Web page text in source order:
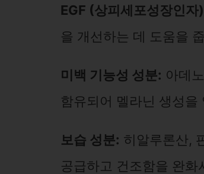
EGF (상피세포성장인자
을 개선하는 데 도움을
미백 기능성 성분: 아데
함유되어 멜라닌 생성
보습 성분: 히알루론산,
공급하고 건조함을 완화